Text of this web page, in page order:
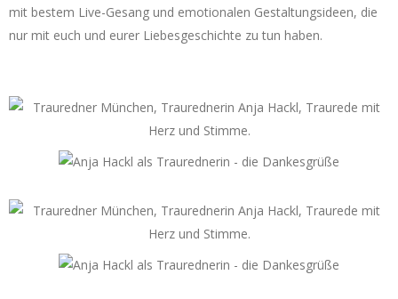
mit bestem Live-Gesang und emotionalen Gestaltungsideen, die
nur mit euch und eurer Liebesgeschichte zu tun haben.